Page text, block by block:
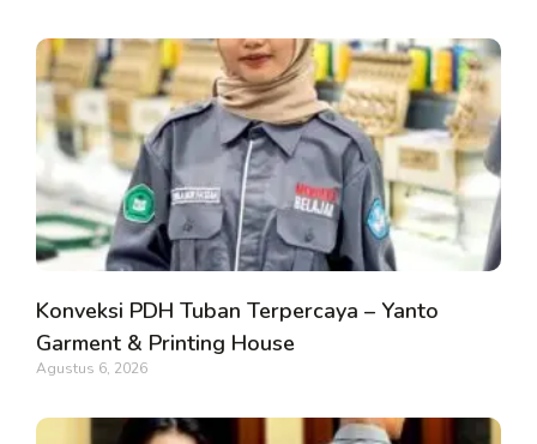
Konveksi PDH Tuban Terpercaya – Yanto
Garment & Printing House
Agustus 6, 2026